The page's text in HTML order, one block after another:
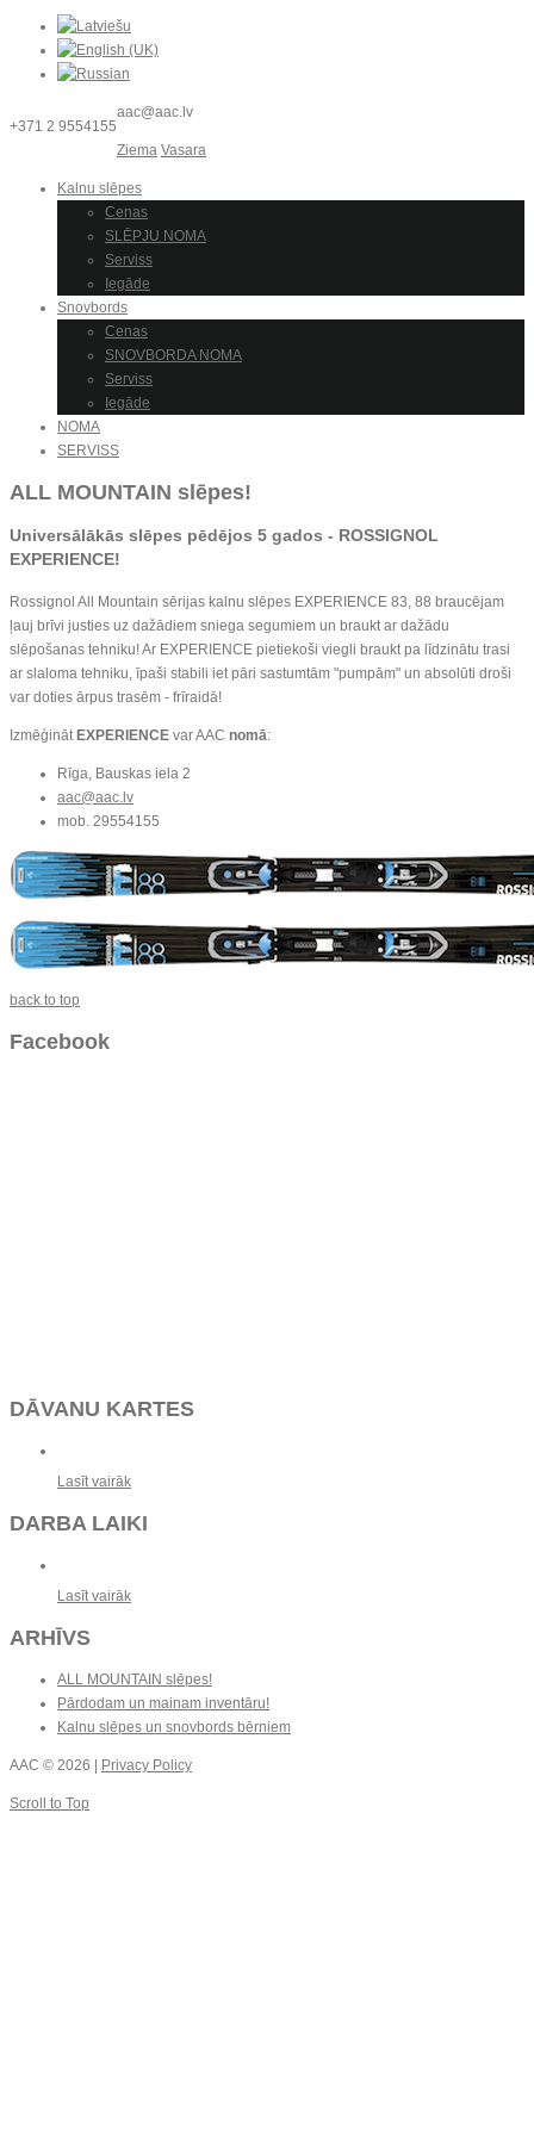
+371 2 9554155
aac@aac.lv
Ziema Vasara
Kalnu slēpes
Cenas
SLĒPJU NOMA
Serviss
Iegāde
Snovbords
Cenas
SNOVBORDA NOMA
Serviss
Iegāde
NOMA
SERVISS
ALL MOUNTAIN slēpes!
Universālākās slēpes pēdējos 5 gados - ROSSIGNOL
EXPERIENCE!
Rossignol All Mountain sērijas kalnu slēpes EXPERIENCE 83, 88 braucējam
ļauj brīvi justies uz dažādiem sniega segumiem un braukt ar dažādu
slēpošanas tehniku! Ar EXPERIENCE pietiekoši viegli braukt pa līdzinātu trasi
ar slaloma tehniku, īpaši stabili iet pāri sastumtām "pumpām" un absolūti droši
var doties ārpus trasēm - frīraidā!
Izmēģināt EXPERIENCE var AAC nomā:
Rīga, Bauskas iela 2
aac@aac.lv
mob. 29554155
back to top
Facebook
DĀVANU KARTES
Lasīt vairāk
DARBA LAIKI
Lasīt vairāk
ARHĪVS
ALL MOUNTAIN slēpes!
Pārdodam un mainam inventāru!
Kalnu slēpes un snovbords bērniem
AAC © 2026 | Privacy Policy
Scroll to Top